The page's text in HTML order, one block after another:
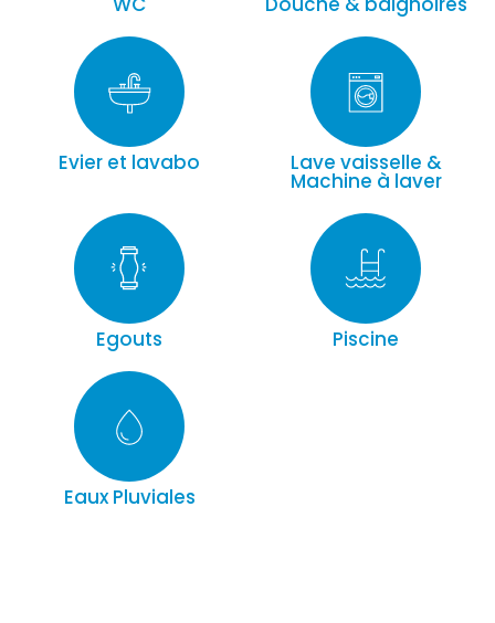
Evier et lavabo Lave vaisselle &
Machine à laver
Egouts Piscine
Eaux Pluviales